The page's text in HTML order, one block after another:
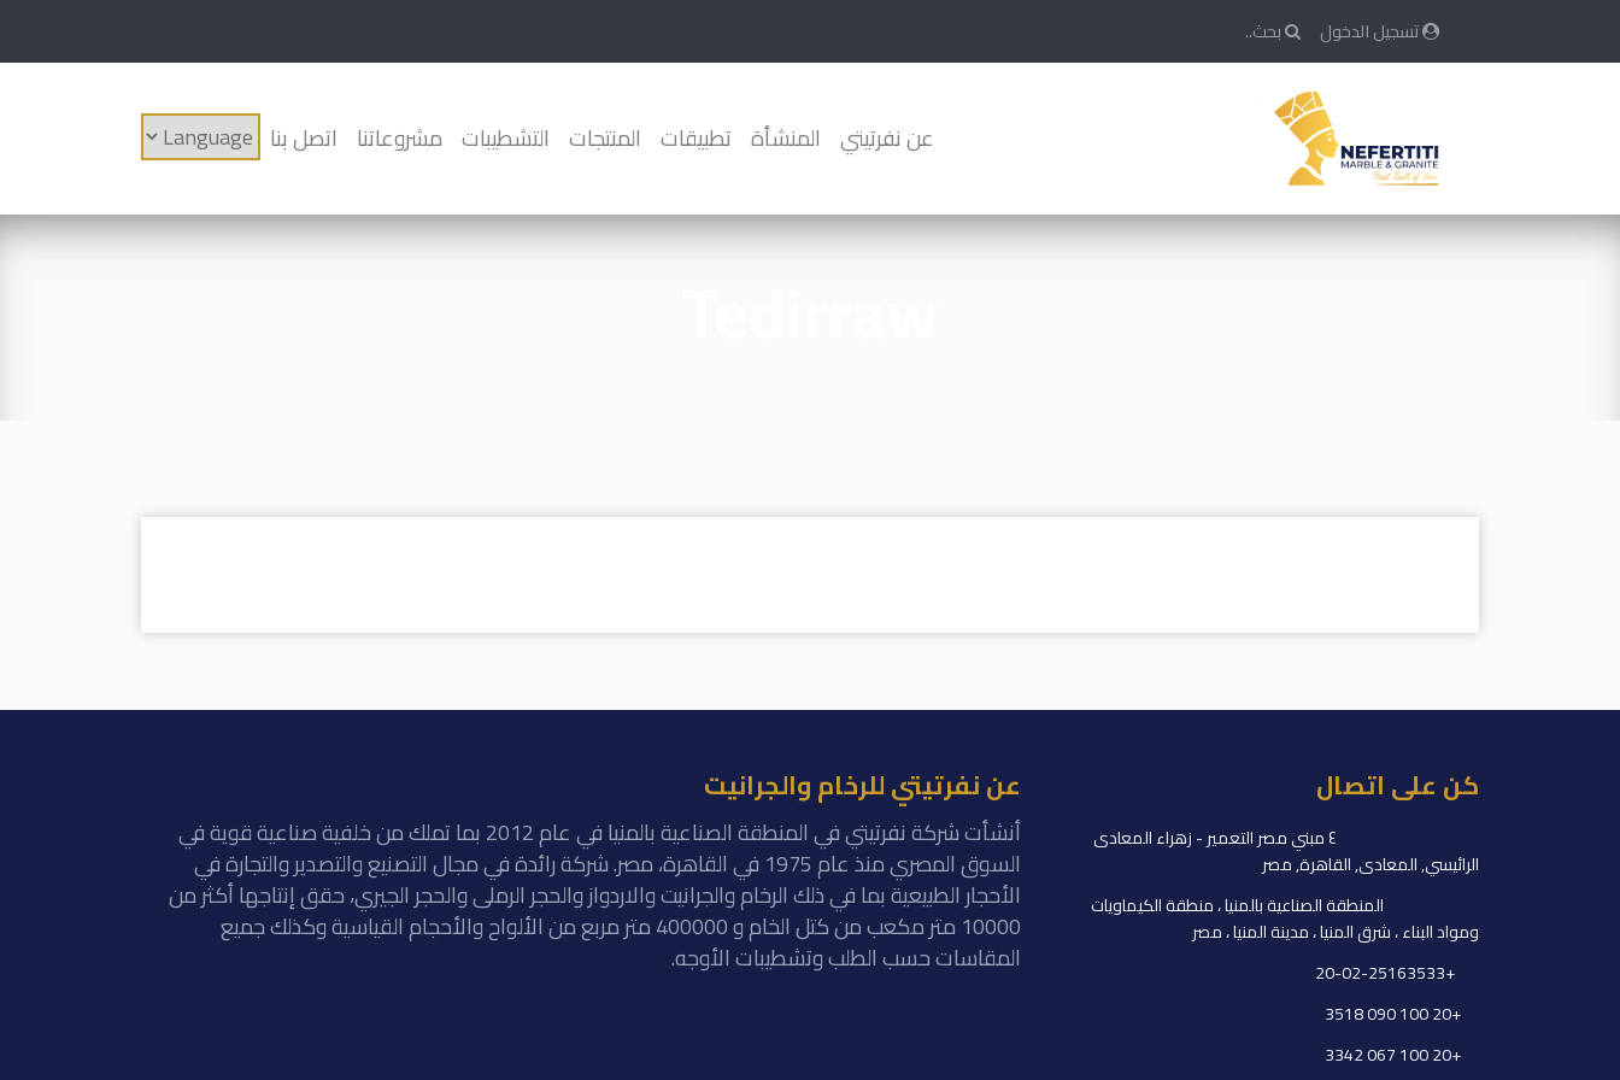
تسجيل الدخول بحث..
عن نفرتيتي المنشأة تطبيقات المنتجات التشطيبات مشروعاتنا اتصل بنا
كن على اتصال
٤ مبني مصر التعمير - زهراء المعادى
الرائيسي, المعادى, القاهرة, مصر
المنطقة الصناعية بالمنيا ، منطقة الكيماويات
ومواد البناء ، شرق المنيا ، مدينة المنيا ، مصر
+20-02-25163533
+20 100 090 3518
+20 100 067 3342
عن نفرتيتي للرخام والجرانيت
أنشأت شركة نفرتيتي في المنطقة الصناعية بالمنيا في عام 2012 بما تملك من خلفية صناعية قوية في
السوق المصري منذ عام 1975 في القاهرة، مصر. شركة رائدة في مجال التصنيع والتصدير والتجارة في
الأحجار الطبيعية بما في ذلك الرخام والجرانيت والاردواز والحجر الرملى والحجر الجيري، حقق إنتاجها أكثر من
10000 متر مكعب من كتل الخام و 400000 متر مربع من الألواح والأحجام القياسية وكذلك جميع
المقاسات حسب الطلب وتشطيبات الأوجه.